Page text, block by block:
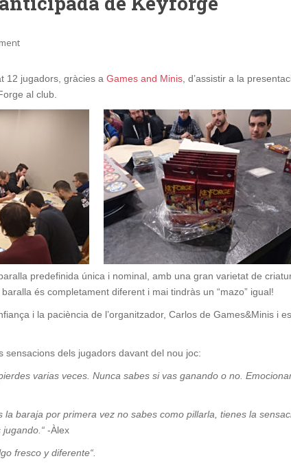
12 jugadors, gràcies a Games and Minis, d’assistir a la
al club.
predefinida única i nominal, amb una gran varietat de
és completament diferent i mai tindràs un “mazo” igual!
i la paciència de l’organitzador, Carlos de Games&Minis i
sensacions dels jugadors davant del nou joc:
varias veces. Nunca sabes si vas ganando o no.
la baraja por primera vez no sabes como pillarla, tienes la
jugando.“ -Àlex
fresco y diferente“.